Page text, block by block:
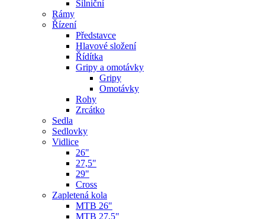
Silniční
Rámy
Řízení
Představce
Hlavové složení
Řídítka
Gripy a omotávky
Gripy
Omotávky
Rohy
Zrcátko
Sedla
Sedlovky
Vidlice
26"
27,5"
29"
Cross
Zapletená kola
MTB 26"
MTB 27,5"